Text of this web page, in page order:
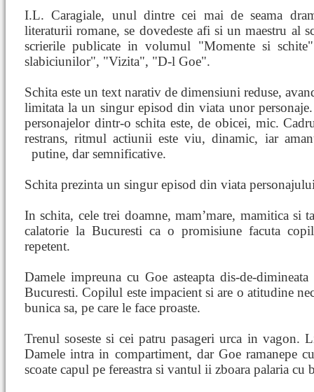
I.L. Caragiale, unul dintre cei mai de seama
literaturii romane, se dovedeste afi si un maestru al
scrierile publicate in volumul "Momente si
slabiciunilor", "Vizita", "D-l Goe".
Schita este un text narativ de dimensiuni reduse,
limitata la un singur episod din viata unor
personajelor dintr-o schita este, de obicei, mic.
restrans, ritmul actiunii este viu, dinamic, iar
putine, dar semnificative.
Schita prezinta un singur episod din viata
In schita, cele trei doamne, mam’mare, mamitica si
calatorie la Bucuresti ca o promisiune facuta
repetent.
Damele impreuna cu Goe asteapta dis-de-
Bucuresti. Copilul este impacient si are o atitudine
bunica sa, pe care le face proaste.
Trenul soseste si cei patru pasageri urca in vagon.
Damele intra in compartiment, dar Goe ramanepe
scoate capul pe fereastra si vantul ii zboara palaria cu